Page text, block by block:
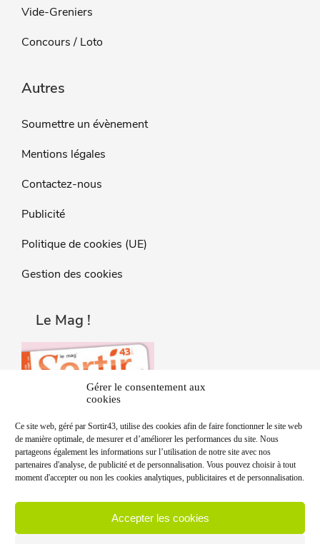
Gérer le consentement aux
cookies
Ce site web, géré par Sortir43, utilise des cookies afin de faire fonctionner le site web
de manière optimale, de mesurer et d’améliorer les performances du site. Nous
partageons également les informations sur l’utilisation de notre site avec nos
partenaires d'analyse, de publicité et de personnalisation. Vous pouvez choisir à tout
moment d'accepter ou non les cookies analytiques, publicitaires et de personnalisation.
Accepter les cookies
Vide-Greniers
Concours / Loto
Autres
Soumettre un évènement
Mentions légales
Contactez-nous
Publicité
Politique de cookies (UE)
Gestion des cookies
Le Mag !